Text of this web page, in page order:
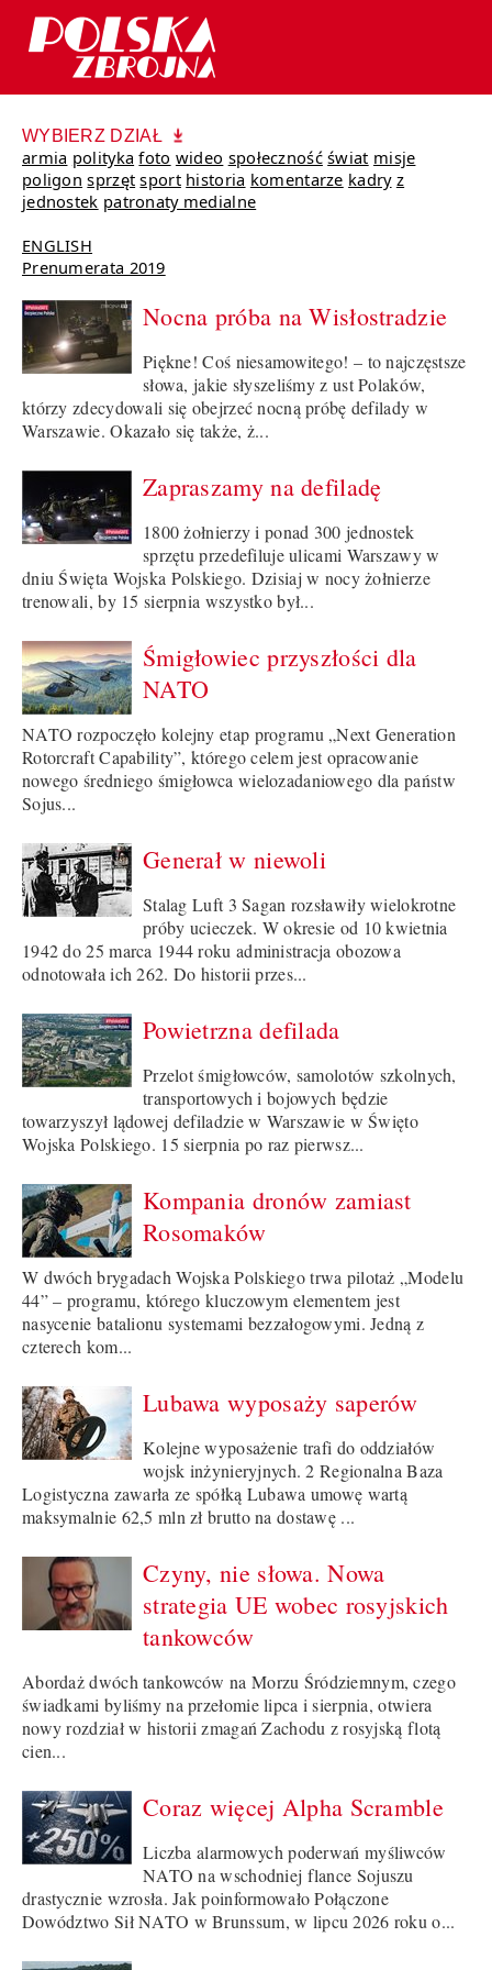
WYBIERZ DZIAŁ
armia polityka foto wideo społeczność świat misje
poligon sprzęt sport historia komentarze kadry z
jednostek patronaty medialne
ENGLISH
Prenumerata 2019
Nocna próba na Wisłostradzie
Piękne! Coś niesamowitego! – to najczęstsze
słowa, jakie słyszeliśmy z ust Polaków,
którzy zdecydowali się obejrzeć nocną próbę defilady w
Warszawie. Okazało się także, ż...
Zapraszamy na defiladę
1800 żołnierzy i ponad 300 jednostek
sprzętu przedefiluje ulicami Warszawy w
dniu Święta Wojska Polskiego. Dzisiaj w nocy żołnierze
trenowali, by 15 sierpnia wszystko był...
Śmigłowiec przyszłości dla
NATO
NATO rozpoczęło kolejny etap programu „Next Generation
Rotorcraft Capability”, którego celem jest opracowanie
nowego średniego śmigłowca wielozadaniowego dla państw
Sojus...
Generał w niewoli
Stalag Luft 3 Sagan rozsławiły wielokrotne
próby ucieczek. W okresie od 10 kwietnia
1942 do 25 marca 1944 roku administracja obozowa
odnotowała ich 262. Do historii przes...
Powietrzna defilada
Przelot śmigłowców, samolotów szkolnych,
transportowych i bojowych będzie
towarzyszył lądowej defiladzie w Warszawie w Święto
Wojska Polskiego. 15 sierpnia po raz pierwsz...
Kompania dronów zamiast
Rosomaków
W dwóch brygadach Wojska Polskiego trwa pilotaż „Modelu
44” – programu, którego kluczowym elementem jest
nasycenie batalionu systemami bezzałogowymi. Jedną z
czterech kom...
Lubawa wyposaży saperów
Kolejne wyposażenie trafi do oddziałów
wojsk inżynieryjnych. 2 Regionalna Baza
Logistyczna zawarła ze spółką Lubawa umowę wartą
maksymalnie 62,5 mln zł brutto na dostawę ...
Czyny, nie słowa. Nowa
strategia UE wobec rosyjskich
tankowców
Abordaż dwóch tankowców na Morzu Śródziemnym, czego
świadkami byliśmy na przełomie lipca i sierpnia, otwiera
nowy rozdział w historii zmagań Zachodu z rosyjską flotą
cien...
Coraz więcej Alpha Scramble
Liczba alarmowych poderwań myśliwców
NATO na wschodniej flance Sojuszu
drastycznie wzrosła. Jak poinformowało Połączone
Dowództwo Sił NATO w Brunssum, w lipcu 2026 roku o...